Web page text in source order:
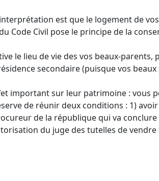
est que le logement de
Code Civil pose le principe de la
le lieu de vie des vos beaux-parents,
secondaire (puisque vos
important sur leur patrimoine : vous
de réunir deux conditions : 1)
de la république qui va
du juge des tutelles de vendre